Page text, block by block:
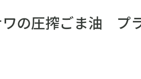
ワの圧搾ごま油 プ